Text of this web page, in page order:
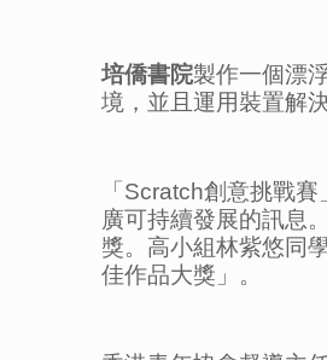
培僑書院製作一個漂
境，並且運用裝置解
「Scratch創意挑戰
廣可持續發展的訊息
獎。高小組林紫悠同
佳作品大獎」。